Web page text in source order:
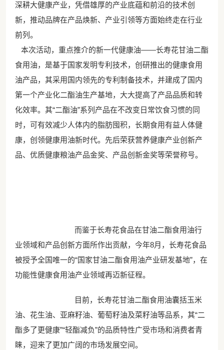
深耕大健康产业，凭借雄厚的产业底蕴和前沿的技术创
新，推动品牌在产品焕新、产业引领等方面始终走在行业
前列。
本次活动，重点推介的新一代健康油——长寿花甘油二酯
食用油，是基于国家发明专利技术，创研推出的健康食用
油产品，其采用国内领先的专利制备技术，并建成了国内
第一个产业化二酯油生产基地，大大提高了产品品质和转
化效率。其“二酯油”系列产品在不改变日常饮食习惯的同
时，可有效减少人体内的脂肪囤积，长期食用有益人体健
康，创领健康用油新时代。先后荣获营养健康产业创新产
品、优质健康粮油产品金奖、产品创新金奖等荣誉称号。
而鉴于长寿花食品在甘油二酯食用油行
业领域和产品创新方面所作出贡献，今年8月，长寿花食品
被授予全国唯一的“国家甘油二酯食用油产业研发基地”，在
功能性健康食用油产业领域再迈新征程。
目前，长寿花甘油二酯食用油囊括玉米
油、花生油、亚麻籽油、葡萄籽油及菜籽油等品系，其“二
酯多了更健康”“轻酯减负”的品质特性广受市场和消费者青
睐，迎来了更加广阔的市场发展空间。